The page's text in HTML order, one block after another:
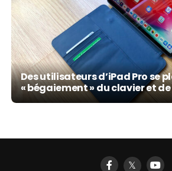
Des utilisateurs d’iPad Pro se
« bégaiement » du clavier et
𝕏